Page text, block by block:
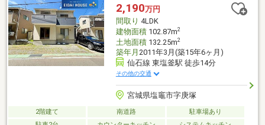
2,190万円
間取り 4LDK
建物面積102.87m2
土地面積132.25m2
築年月 2011年3月(築15年6ヶ月)
仙石線 東塩釜駅 徒歩14分
その他の交通
宮城県塩竈市字庚塚
2階建て 南道路
駐車場あり